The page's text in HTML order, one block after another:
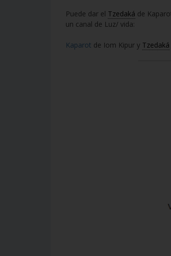
Puede dar el Tzedaká de
un canal de Luz/ vida:
Kaparot de Iom Kipur y Tzedaká